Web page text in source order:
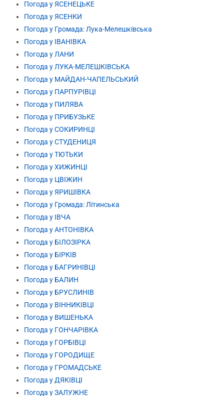
Погода у ЯСЕНЕЦЬКЕ
Погода у ЯСЕНКИ
Погода у Громада: Лука-Мелешківська
Погода у ІВАНІВКА
Погода у ЛАНИ
Погода у ЛУКА-МЕЛЕШКІВСЬКА
Погода у МАЙДАН-ЧАПЕЛЬСЬКИЙ
Погода у ПАРПУРІВЦІ
Погода у ПИЛЯВА
Погода у ПРИБУЗЬКЕ
Погода у СОКИРИНЦІ
Погода у СТУДЕНИЦЯ
Погода у ТЮТЬКИ
Погода у ХИЖИНЦІ
Погода у ЦВІЖИН
Погода у ЯРИШІВКА
Погода у Громада: Літинська
Погода у ІВЧА
Погода у АНТОНІВКА
Погода у БІЛОЗІРКА
Погода у БІРКІВ
Погода у БАГРИНІВЦІ
Погода у БАЛИН
Погода у БРУСЛИНІВ
Погода у ВІННИКІВЦІ
Погода у ВИШЕНЬКА
Погода у ГОНЧАРІВКА
Погода у ГОРБІВЦІ
Погода у ГОРОДИЩЕ
Погода у ГРОМАДСЬКЕ
Погода у ДЯКІВЦІ
Погода у ЗАЛУЖНЕ